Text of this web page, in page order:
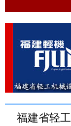
福建省轻工